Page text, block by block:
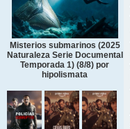
Misterios submarinos (2025
Naturaleza Serie Documental
Temporada 1) (8/8) por
hipolismata